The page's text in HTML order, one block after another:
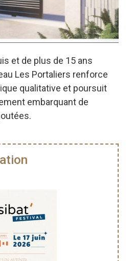
et de plus de 15 ans
Les Portaliers renforce
qualitative et poursuit
embarquant de